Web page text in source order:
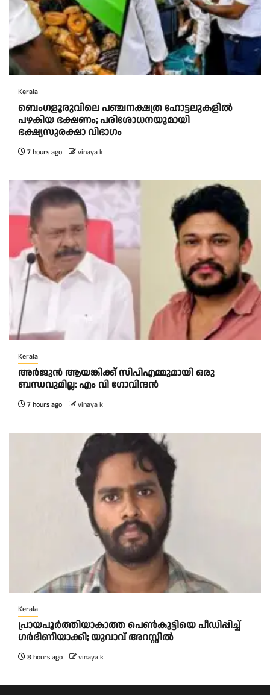
Kerala
ബെംഗളൂരുവിലെ പഞ്ചനക്ഷത്ര ഹോട്ടലുകളിൽ
പഴകിയ ഭക്ഷണം; പരിശോധനയുമായി
ഭക്ഷ്യസുരക്ഷാ വിഭാഗം
7 hours ago vinaya k
Kerala
അര്‍ജുന്‍ ആയങ്കിക്ക് സിപിഎമ്മുമായി ഒരു
ബന്ധവുമില്ല: എം വി ഗോവിന്ദന്‍
7 hours ago vinaya k
Kerala
പ്രായപൂർത്തിയാകാത്ത പെൺകുട്ടിയെ പീഡിപ്പിച്ച്
ഗർഭിണിയാക്കി; യുവാവ് അറസ്റ്റിൽ
8 hours ago vinaya k